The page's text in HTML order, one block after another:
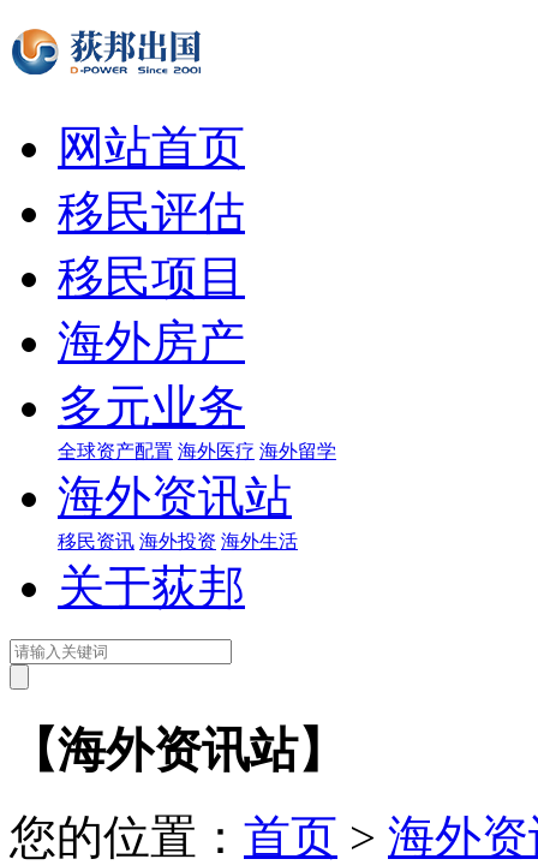
网站首页
移民评估
移民项目
海外房产
多元业务
全球资产配置 海外医疗 海外留学
海外资讯站
移民资讯 海外投资 海外生活
关于荻邦
【海外资讯站】
您的位置： 首页 > 海外